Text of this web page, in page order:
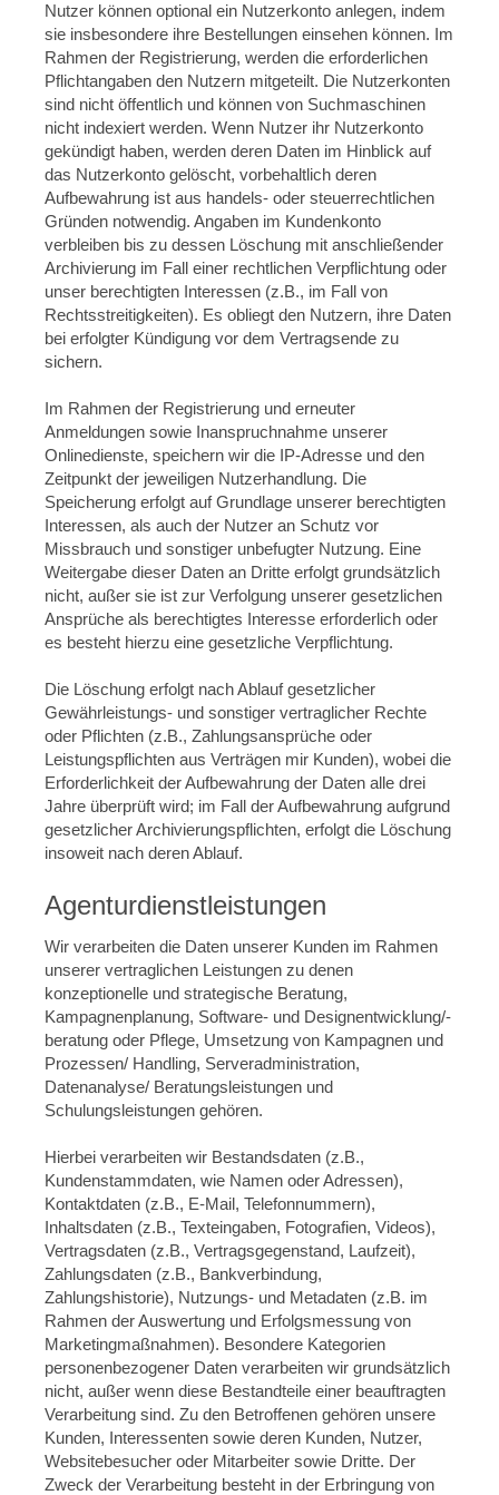
Nutzer können optional ein Nutzerkonto anlegen, indem
sie insbesondere ihre Bestellungen einsehen können. Im
Rahmen der Registrierung, werden die erforderlichen
Pflichtangaben den Nutzern mitgeteilt. Die Nutzerkonten
sind nicht öffentlich und können von Suchmaschinen
nicht indexiert werden. Wenn Nutzer ihr Nutzerkonto
gekündigt haben, werden deren Daten im Hinblick auf
das Nutzerkonto gelöscht, vorbehaltlich deren
Aufbewahrung ist aus handels- oder steuerrechtlichen
Gründen notwendig. Angaben im Kundenkonto
verbleiben bis zu dessen Löschung mit anschließender
Archivierung im Fall einer rechtlichen Verpflichtung oder
unser berechtigten Interessen (z.B., im Fall von
Rechtsstreitigkeiten). Es obliegt den Nutzern, ihre Daten
bei erfolgter Kündigung vor dem Vertragsende zu
sichern.
Im Rahmen der Registrierung und erneuter
Anmeldungen sowie Inanspruchnahme unserer
Onlinedienste, speichern wir die IP-Adresse und den
Zeitpunkt der jeweiligen Nutzerhandlung. Die
Speicherung erfolgt auf Grundlage unserer berechtigten
Interessen, als auch der Nutzer an Schutz vor
Missbrauch und sonstiger unbefugter Nutzung. Eine
Weitergabe dieser Daten an Dritte erfolgt grundsätzlich
nicht, außer sie ist zur Verfolgung unserer gesetzlichen
Ansprüche als berechtigtes Interesse erforderlich oder
es besteht hierzu eine gesetzliche Verpflichtung.
Die Löschung erfolgt nach Ablauf gesetzlicher
Gewährleistungs- und sonstiger vertraglicher Rechte
oder Pflichten (z.B., Zahlungsansprüche oder
Leistungspflichten aus Verträgen mir Kunden), wobei die
Erforderlichkeit der Aufbewahrung der Daten alle drei
Jahre überprüft wird; im Fall der Aufbewahrung aufgrund
gesetzlicher Archivierungspflichten, erfolgt die Löschung
insoweit nach deren Ablauf.
Agenturdienstleistungen
Wir verarbeiten die Daten unserer Kunden im Rahmen
unserer vertraglichen Leistungen zu denen
konzeptionelle und strategische Beratung,
Kampagnenplanung, Software- und Designentwicklung/-
beratung oder Pflege, Umsetzung von Kampagnen und
Prozessen/ Handling, Serveradministration,
Datenanalyse/ Beratungsleistungen und
Schulungsleistungen gehören.
Hierbei verarbeiten wir Bestandsdaten (z.B.,
Kundenstammdaten, wie Namen oder Adressen),
Kontaktdaten (z.B., E-Mail, Telefonnummern),
Inhaltsdaten (z.B., Texteingaben, Fotografien, Videos),
Vertragsdaten (z.B., Vertragsgegenstand, Laufzeit),
Zahlungsdaten (z.B., Bankverbindung,
Zahlungshistorie), Nutzungs- und Metadaten (z.B. im
Rahmen der Auswertung und Erfolgsmessung von
Marketingmaßnahmen). Besondere Kategorien
personenbezogener Daten verarbeiten wir grundsätzlich
nicht, außer wenn diese Bestandteile einer beauftragten
Verarbeitung sind. Zu den Betroffenen gehören unsere
Kunden, Interessenten sowie deren Kunden, Nutzer,
Websitebesucher oder Mitarbeiter sowie Dritte. Der
Zweck der Verarbeitung besteht in der Erbringung von